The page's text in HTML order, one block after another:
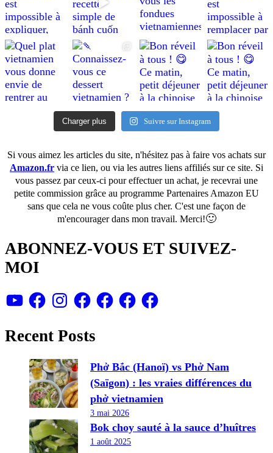
Charger plus Suivre sur Instagram
Si vous aimez les articles du site, n'hésitez pas à faire vos achats sur
Amazon.fr via ce lien, ou via les autres liens affiliés sur ce site. Si
vous passez par ceux-ci pour effectuer un achat, je recevrai une
petite commission grâce au programme Partenaires Amazon EU
sans que cela ne vous coûte plus cher. C'est une façon de
m'encourager dans mon travail. Merci!🙂
ABONNEZ-VOUS ET SUIVEZ-
MOI
YouTubeFacebookInstagramFacebookFacebookFacebookFacebook
Recent Posts
Phở Bắc (Hanoï) vs Phở Nam
(Saïgon) : les vraies différences du
phở vietnamien
3 mai 2026
Bok choy sauté à la sauce d’huîtres
1 août 2025